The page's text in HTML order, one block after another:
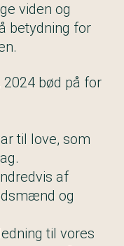
viden og
betydning for
bød på for
til love, som
af
og
til vores